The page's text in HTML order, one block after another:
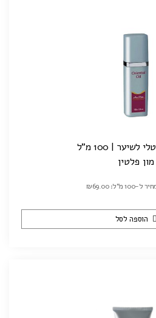
לשיער | 100 מ"ל
מון פלטין
ל-100 מ"ל: ₪69.00
הוספה לסל